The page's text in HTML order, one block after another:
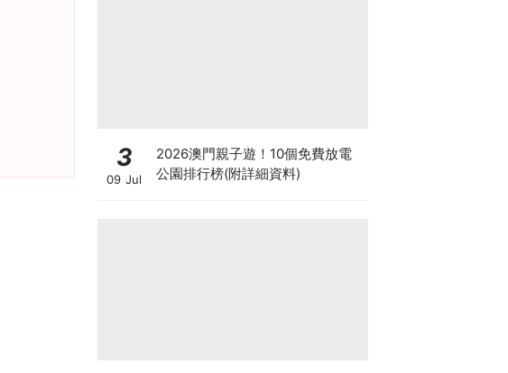
3
09 Jul
2026澳門親子遊！10個免費放電
公園排行榜(附詳細資料)